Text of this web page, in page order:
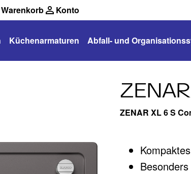
Warenkorb Konto
Küchenarmaturen Abfall- und
ZENAR
ZENAR XL 6 S